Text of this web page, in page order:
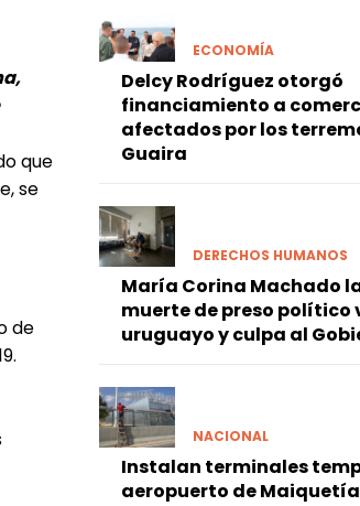
que
se
de
ECONOMÍA
Delcy Rodríguez otorgó
financiamiento a
afectados por los
Guaira
DERECHOS HUMANOS
María Corina Machado
muerte de preso político
uruguayo y culpa al
NACIONAL
Instalan terminales
aeropuerto de Maiquetía